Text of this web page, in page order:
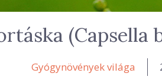
(Capsella
Gyógynövények világa